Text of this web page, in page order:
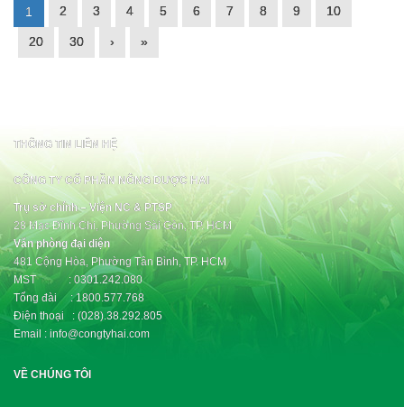
1 2 3 4 5 6 7 8 9 10
20 30 › »
THÔNG TIN LIÊN HỆ
CÔNG TY CỔ PHẦN NÔNG DƯỢC HAI
Trụ sở chính – Viện NC & PTSP
28 Mạc Đĩnh Chi, Phường Sài Gòn, TP. HCM
Văn phòng đại diện
481 Cộng Hòa, Phường Tân Bình, TP. HCM
MST : 0301.242.080
Tổng đài : 1800.577.768
Điện thoại : (028).38.292.805
Email : info@congtyhai.com
VỀ CHÚNG TÔI